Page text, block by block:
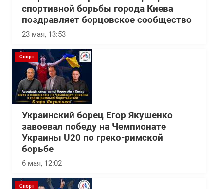
спортивной борьбы города Киева
поздравляет борцовское сообщество
23 мая, 13:53
Спорт
Украинский борец Егор Якушенко
завоевал победу на Чемпионате
Украины U20 по греко-римской
борьбе
6 мая, 12:02
Спорт